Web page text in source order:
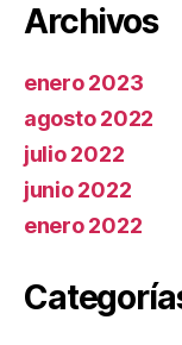
Archivos
enero 2023
agosto 2022
julio 2022
junio 2022
enero 2022